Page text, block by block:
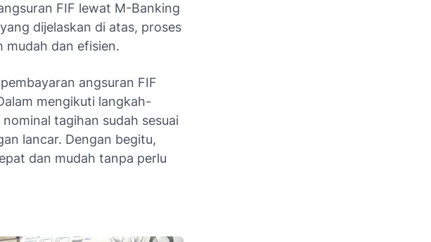
FIF lewat M-Banking
dijelaskan di atas, proses
mudah dan efisien.
angsuran FIF
mengikuti langkah-
tagihan sudah sesuai
lancar. Dengan begitu,
dan mudah tanpa perlu